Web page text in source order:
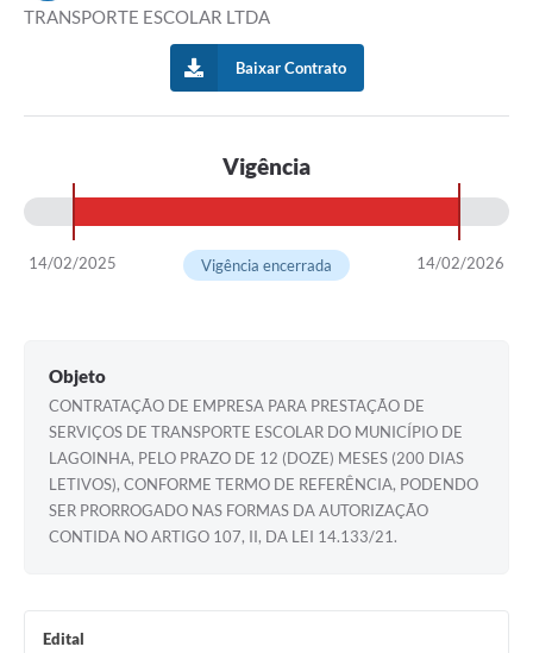
Atualização Cadastral
A Nossa Cidade
Arquivos para Download
A Prefeitura
Carta de Serviços
Galeria de Vídeos
Contas Públicas
TRANSPORTE ESCOLAR LTDA
Baixar Contrato
Vigência
14/02/2025 14/02/2026
Vigência encerrada
Objeto
CONTRATAÇÃO DE EMPRESA PARA PRESTAÇÃO DE
SERVIÇOS DE TRANSPORTE ESCOLAR DO MUNICÍPIO DE
LAGOINHA, PELO PRAZO DE 12 (DOZE) MESES (200 DIAS
LETIVOS), CONFORME TERMO DE REFERÊNCIA, PODENDO
SER PRORROGADO NAS FORMAS DA AUTORIZAÇÃO
CONTIDA NO ARTIGO 107, II, DA LEI 14.133/21.
Edital